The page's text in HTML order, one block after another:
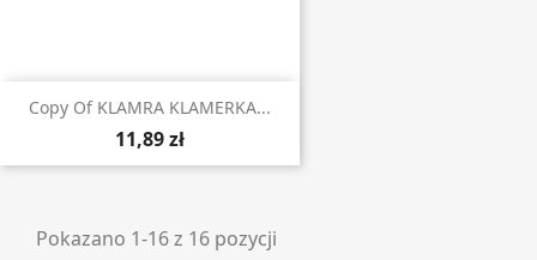
Copy Of KLAMRA KLAMERKA...
11,89 zł
Pokazano 1-16 z 16 pozycji